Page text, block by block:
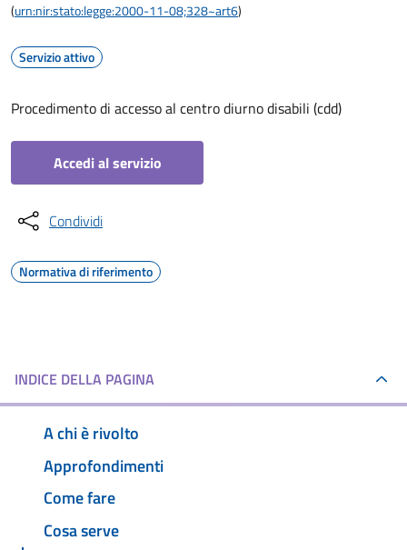
(urn:nir:stato:legge:2000-11-08;328~art6)
Servizio attivo
Procedimento di accesso al centro diurno disabili (cdd)
Accedi al servizio
Condividi
Normativa di riferimento
INDICE DELLA PAGINA
A chi è rivolto
Approfondimenti
Come fare
Cosa serve